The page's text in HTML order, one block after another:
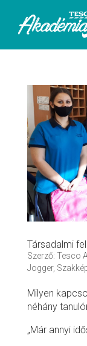
Társadalmi
Szerző: Tesco
Jogger,
Milyen
néhány
„Már annyi